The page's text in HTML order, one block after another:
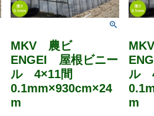
MKV 農ビ
ENGEI 屋根ビニー
ル 4×11間
0.1mm×930cm×24
m
ル
m